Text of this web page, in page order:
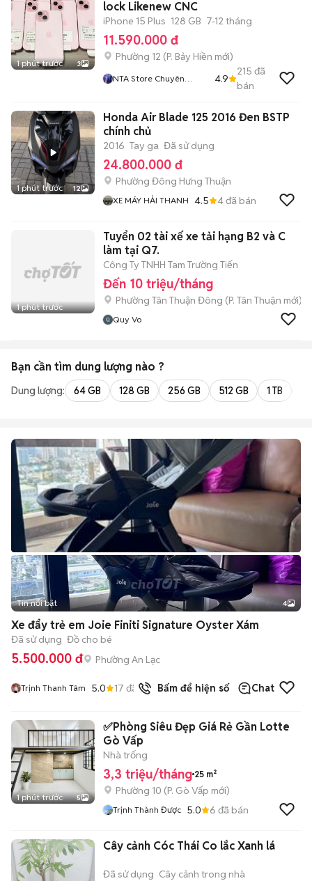
1 phút trước 3
lock Likenew CNC
iPhone 15 Plus 128 GB 7-12 tháng
11.590.000 đ
Phường 12 (P. Bảy Hiền mới)
NTA Store Chuyên
4.9
215 đã
bán
1 phút trước 12
Honda Air Blade 125 2016 Đen BSTP
chính chủ
2016 Tay ga Đã sử dụng
24.800.000 đ
Phường Đông Hưng Thuận
XE MÁY HẢI THANH 4.5 4đã bán
1 phút trước
Tuyển 02 tài xế xe tải hạng B2 và C
làm tại Q7.
Công Ty TNHH Tam Trường Tiến
Đến 10 triệu/tháng
Phường Tân Thuận Đông (P. Tân Thuận mới)
Quy Vo
Bạn cần tìm dung lượng nào ?
Dung lượng: 64 GB 128 GB 256 GB 512 GB 1 TB
Tin nổi bật 4
Xe đẩy trẻ em Joie Finiti Signature Oyster Xám
Đã sử dụng Đồ cho bé
5.500.000 đ Phường An Lạc
Trịnh Thanh Tâm 5.0 17 đã bán Bấm để hiện số Chat
1 phút trước 5
✅Phòng Siêu Đẹp Giá Rẻ Gần Lotte
Gò Vấp
Nhà trống
3,3 triệu/tháng 25 m²
Phường 10 (P. Gò Vấp mới)
Trịnh Thành Được 5.0 6 đã bán
Cây cảnh Cóc Thái Co lắc Xanh lá
Đã sử dụng Cây cảnh trong nhà